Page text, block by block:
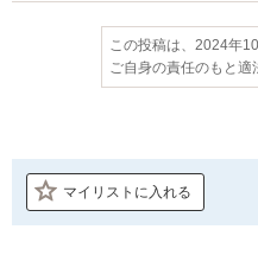
この投稿は、2024年
ご自身の責任のもと
マイリストに入れる